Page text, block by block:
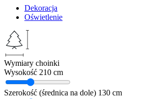
Dekoracja
Oświetlenie
Wymiary choinki
Wysokość 210 cm
Szerokość (średnica na dole) 130 cm